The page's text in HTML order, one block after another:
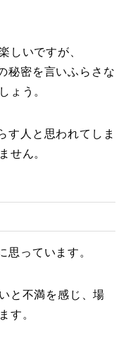
しいですが、
秘密を言いふらさな
ょう。
す人と思われてしま
せん。
思っています。
と不満を感じ、場
す。